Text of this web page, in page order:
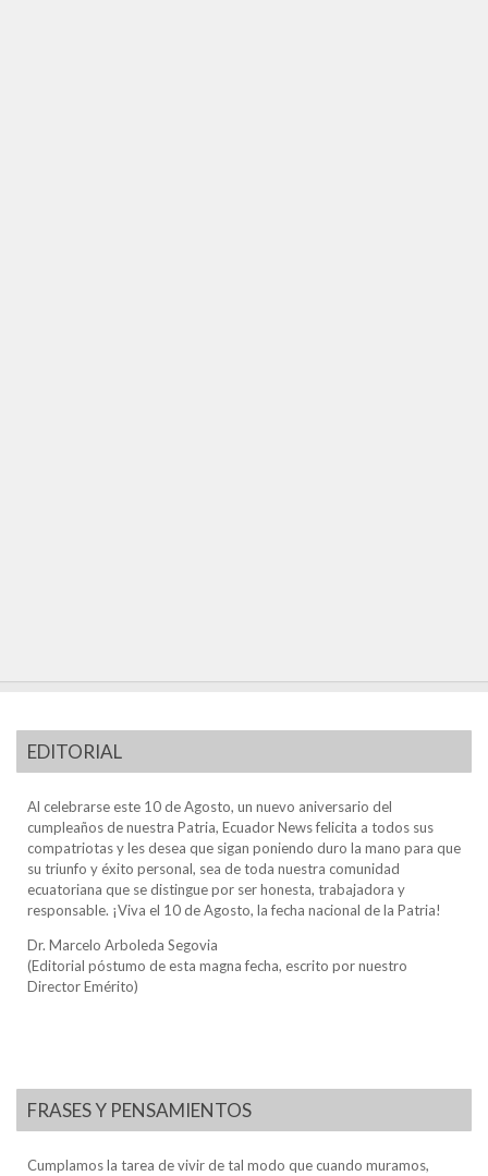
EDITORIAL
Al celebrarse este 10 de Agosto, un nuevo aniversario del
cumpleaños de nuestra Patria, Ecuador News felicita a todos sus
compatriotas y les desea que sigan poniendo duro la mano para que
su triunfo y éxito personal, sea de toda nuestra comunidad
ecuatoriana que se distingue por ser honesta, trabajadora y
responsable. ¡Viva el 10 de Agosto, la fecha nacional de la Patria!
Dr. Marcelo Arboleda Segovia
(Editorial póstumo de esta magna fecha, escrito por nuestro
Director Emérito)
FRASES Y PENSAMIENTOS
Cumplamos la tarea de vivir de tal modo que cuando muramos,